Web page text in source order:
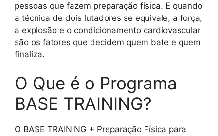
pessoas que fazem preparação física. E quando
a técnica de dois lutadores se equivale, a força,
a explosão e o condicionamento cardiovascular
são os fatores que decidem quem bate e quem
finaliza.
O Que é o Programa
BASE TRAINING?
O BASE TRAINING + Preparação Física para